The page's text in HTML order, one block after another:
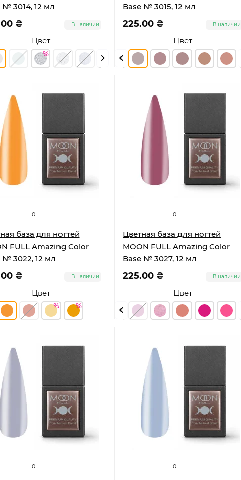
№ 3014, 12 мл
Цвет
₴ В наличии
Base № 3015, 12 мл
Цвет
225.00 ₴ В наличии
0
база для ногтей
FULL Amazing Color
№ 3022, 12 мл
Цвет
₴ В наличии
0
Цветная база для ногтей
MOON FULL Amazing Color
Base № 3027, 12 мл
Цвет
225.00 ₴ В наличии
0 0